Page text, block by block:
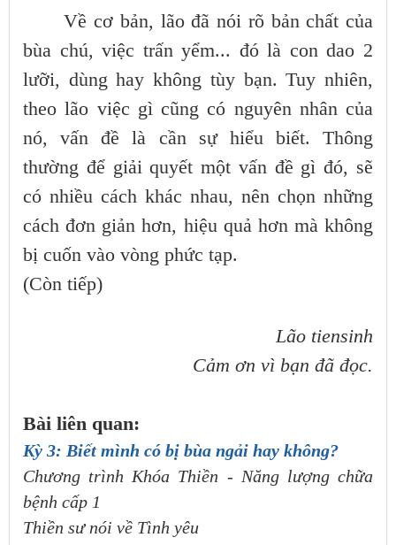
Về cơ bản, lão đã nói rõ bản chất của
bùa chú, việc trấn yểm... đó là con dao 2
lưỡi, dùng hay không tùy bạn. Tuy nhiên,
theo lão việc gì cũng có nguyên nhân của
nó, vấn đề là cần sự hiểu biết. Thông
thường để giải quyết một vấn đề gì đó, sẽ
có nhiều cách khác nhau, nên chọn những
cách đơn giản hơn, hiệu quả hơn mà không
bị cuốn vào vòng phức tạp.
(Còn tiếp)
Lão tiensinh
Cảm ơn vì bạn đã đọc.
Bài liên quan:
Kỳ 3: Biết mình có bị bùa ngải hay không?
Chương trình Khóa Thiền - Năng lượng chữa
bệnh cấp 1
Thiền sư nói về Tình yêu